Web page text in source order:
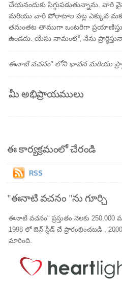
చేయనందుకు సిగ్గుపడుతున్నాను. వారి
మరియు వారి పోరాటాల పట్ల ఎక్కువ
తమంతట తాముగా ఒంటరిగా
ఉండదు. యేసు నామంలో, నేను
ఈనాటి వచనం" లోని భావన మరియు
మీ అభిప్రాయములు
ఈ కార్యక్రమంలో చేరండి
RSS
"ఈనాటి వచనం "ను గూర్చి
ఈనాటి వచనం" ప్రస్తుతం నెలకు
1998 లో బెన్ స్టీడ్ చే ప్రారంభించబడి ,
మారింది.